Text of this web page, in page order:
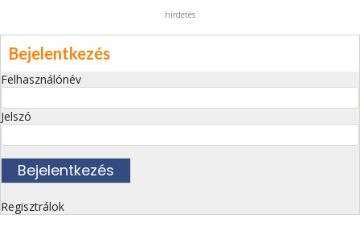
hirdetés
Bejelentkezés
Felhasználónév
Jelszó
Regisztrálok